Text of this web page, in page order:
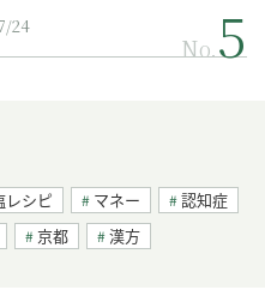
24
No.
レシピ マネー
認知症
京都 漢方